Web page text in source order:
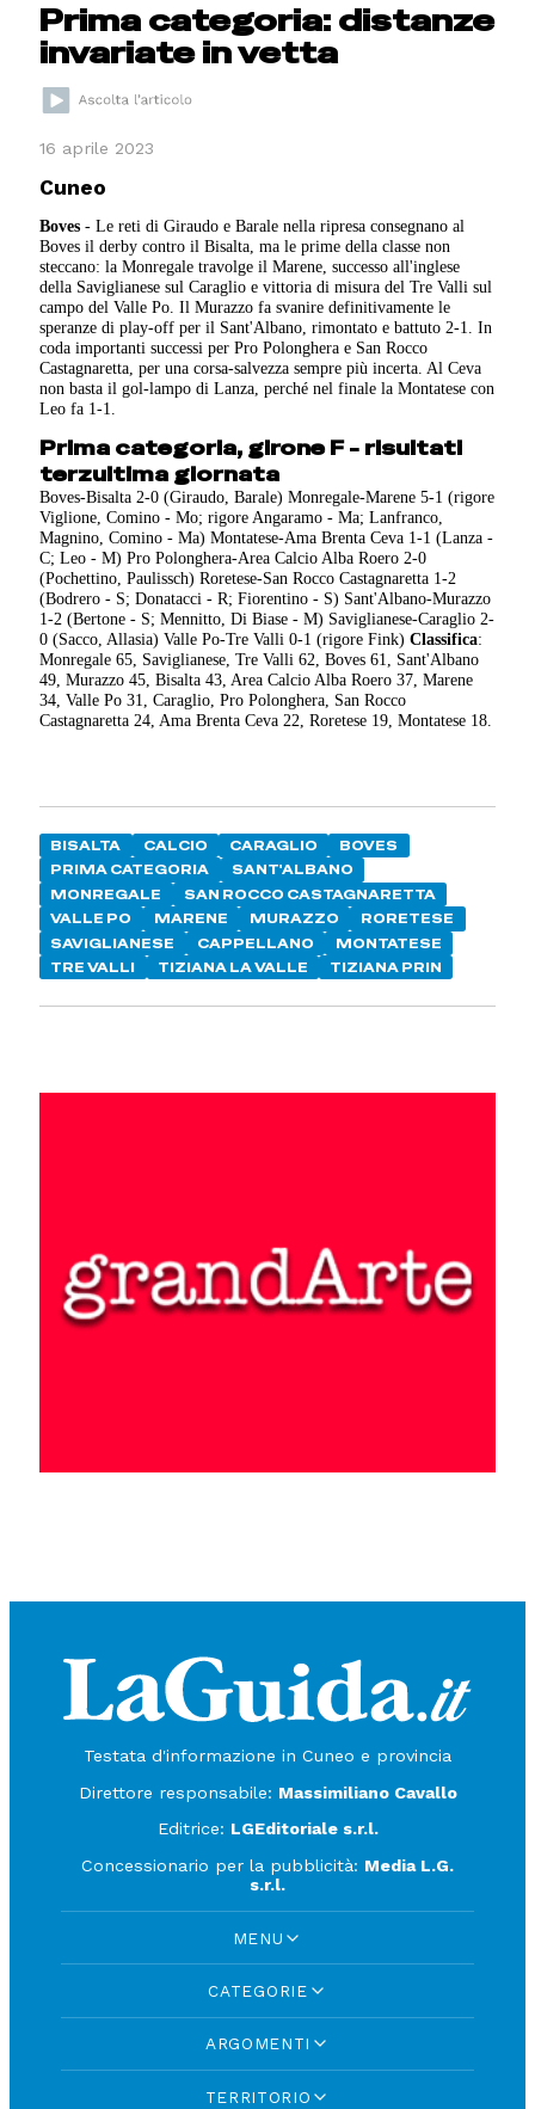
Prima categoria: distanze
invariate in vetta
16 aprile 2023
Cuneo
Boves - Le reti di Giraudo e Barale nella ripresa consegnano al
Boves il derby contro il Bisalta, ma le prime della classe non
steccano: la Monregale travolge il Marene, successo all'inglese
della Saviglianese sul Caraglio e vittoria di misura del Tre Valli sul
campo del Valle Po. Il Murazzo fa svanire definitivamente le
speranze di play-off per il Sant'Albano, rimontato e battuto 2-1. In
coda importanti successi per Pro Polonghera e San Rocco
Castagnaretta, per una corsa-salvezza sempre più incerta. Al Ceva
non basta il gol-lampo di Lanza, perché nel finale la Montatese con
Leo fa 1-1.
Prima categoria, girone F - risultati
terzultima giornata
Boves-Bisalta 2-0 (Giraudo, Barale) Monregale-Marene 5-1 (rigore
Viglione, Comino - Mo; rigore Angaramo - Ma; Lanfranco,
Magnino, Comino - Ma) Montatese-Ama Brenta Ceva 1-1 (Lanza -
C; Leo - M) Pro Polonghera-Area Calcio Alba Roero 2-0
(Pochettino, Paulissch) Roretese-San Rocco Castagnaretta 1-2
(Bodrero - S; Donatacci - R; Fiorentino - S) Sant'Albano-Murazzo
1-2 (Bertone - S; Mennitto, Di Biase - M) Saviglianese-Caraglio 2-
0 (Sacco, Allasia) Valle Po-Tre Valli 0-1 (rigore Fink)Classifica:
Monregale 65, Saviglianese, Tre Valli 62, Boves 61, Sant'Albano
49, Murazzo 45, Bisalta 43, Area Calcio Alba Roero 37, Marene
34, Valle Po 31, Caraglio, Pro Polonghera, San Rocco
Castagnaretta 24, Ama Brenta Ceva 22, Roretese 19, Montatese 18.
BISALTA CALCIO CARAGLIO
BOVES
PRIMA CATEGORIA
SANT'ALBANO
MONREGALE
SAN ROCCO CASTAGNARETTA
VALLE PO
MARENE MURAZZO
RORETESE
SAVIGLIANESE
CAPPELLANO
MONTATESE
TRE VALLI
TIZIANA LA VALLE TIZIANA PRIN
Testata d'informazione in Cuneo e provincia
Direttore responsabile: Massimiliano Cavallo
Editrice: LGEditoriale s.r.l.
Concessionario per la pubblicità: Media L.G.
s.r.l.
MENU
CATEGORIE
ARGOMENTI
TERRITORIO